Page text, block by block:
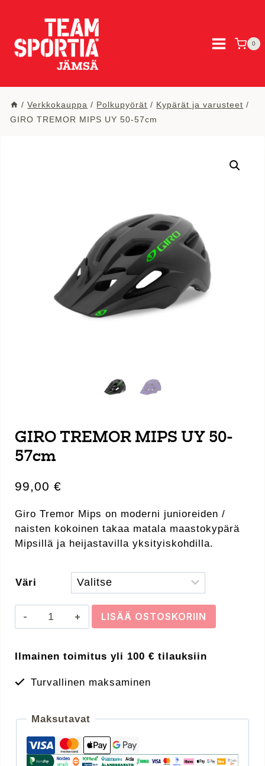
0
/ Verkkokauppa / Polkupyörät / Kypärät ja varusteet /
GIRO TREMOR MIPS UY 50-57cm
GIRO TREMOR MIPS UY 50-
57cm
99,00 €
Giro Tremor Mips on moderni junioreiden /
naisten kokoinen takaa matala maastokypärä
Mipsillä ja heijastavilla yksityiskohdilla.
Väri
GIRO
TREMOR
UY
57cm
LISÄÄ OSTOSKORIIN
Ilmainen toimitus yli 100 € tilauksiin
Turvallinen maksaminen
Maksutavat